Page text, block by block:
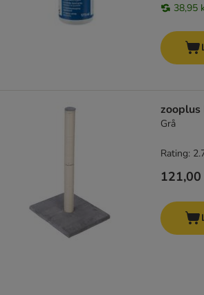
38,95
zooplus
Grå
Rating: